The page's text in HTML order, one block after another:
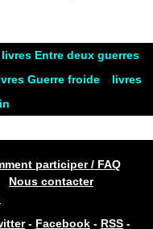
livres Entre deux guerres
Guerre froide
livres
participer / FAQ
Nous contacter
- Facebook - RSS -